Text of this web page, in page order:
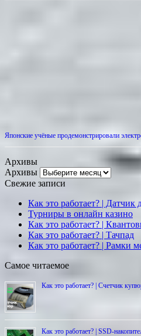
Японские учёные продемонстрировали
Архивы
Архивы
Свежие записи
Как это работает? | Датчик
Турниры в онлайн казино
Как это работает? |
Как это работает? | Тачпад
Как это работает? | Рамки
Самое читаемое
Как это работает? | Счетчик
Как это работает? | SSD-